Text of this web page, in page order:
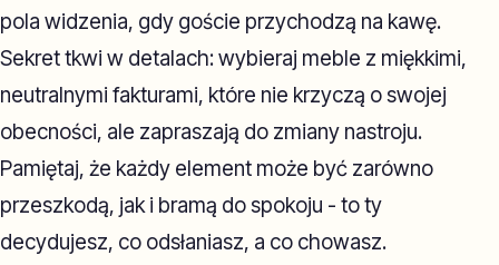
pola widzenia, gdy goście przychodzą na kawę.
Sekret tkwi w detalach: wybieraj meble z miękkimi,
neutralnymi fakturami, które nie krzyczą o swojej
obecności, ale zapraszają do zmiany nastroju.
Pamiętaj, że każdy element może być zarówno
przeszkodą, jak i bramą do spokoju - to ty
decydujesz, co odsłaniasz, a co chowasz.